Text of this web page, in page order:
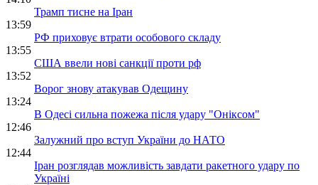
Трамп тисне на Іран
13:59
РФ приховує втрати особового складу
13:55
США ввели нові санкції проти рф
13:52
Ворог знову атакував Одещину
13:24
В Одесі сильна пожежа після удару "Оніксом"
12:46
Залужний про вступ України до НАТО
12:44
Іран розглядав можливість завдати ракетного удару по
Україні